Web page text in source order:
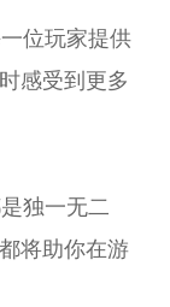
位玩家提供
感受到更多
独一无二
将助你在游